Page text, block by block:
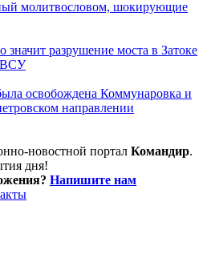
молитвословом, шокирующие
значит разрушение моста в Затоке
ВСУ
освобождена Коммунаровка и
направлении
новостной портал Командир.
дня!
Напишите нам